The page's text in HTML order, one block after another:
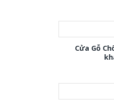
Cửa Gỗ